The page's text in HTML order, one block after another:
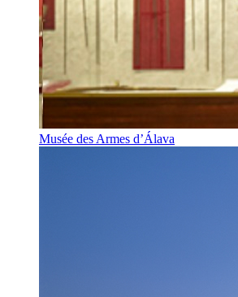
Musée des Armes d’Álava